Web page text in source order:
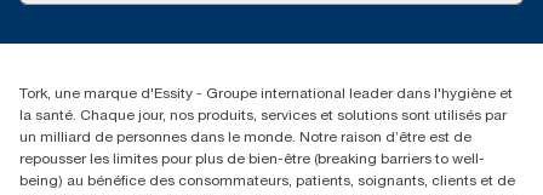
Reclamation pour distributeurs
+41 (0)848/810152
Essity Switzerland AG
Parkstraße 1b
6214 Schenkon
Lundi-jeudi 8:00-16:30 | Vendredi 8:00-15:00
Tork, une marque d'Essity - Groupe international leader dans l'hygiène et
la santé. Chaque jour, nos produits, services et solutions sont utilisés par
un milliard de personnes dans le monde. Notre raison d’être est de
repousser les limites pour plus de bien-être (breaking barriers to well-
being) au bénéfice des consommateurs, patients, soignants, clients et de